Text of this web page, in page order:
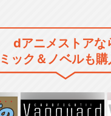
アイカツ
ード みん
アイカツ
dアニメストアな
ック＆ノベルも購